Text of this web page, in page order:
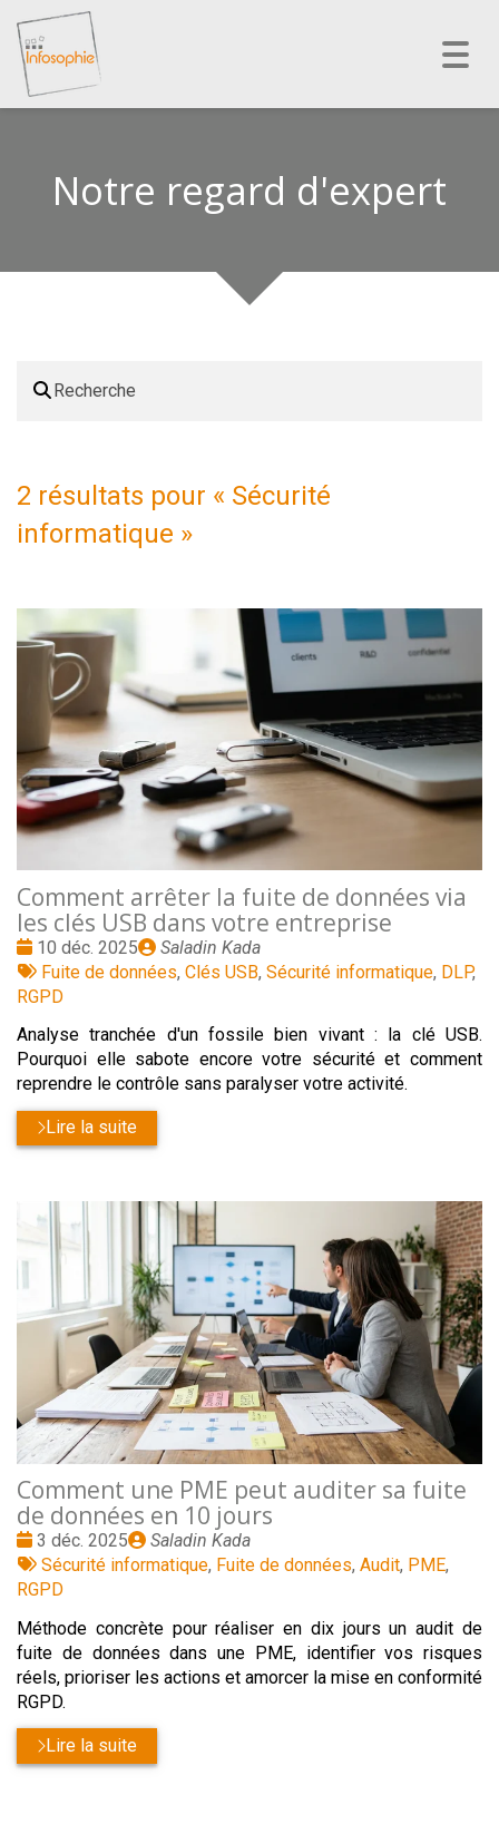
Notre regard d'expert
2 résultats pour « Sécurité
informatique »
Comment arrêter la fuite de données via
les clés USB dans votre entreprise
Date
:
10 déc. 2025
Publié
par
Saladin Kada
Tags
:
Fuite de données, Clés USB, Sécurité informatique, DLP,
RGPD
Analyse tranchée d'un fossile bien vivant : la clé USB.
Pourquoi elle sabote encore votre sécurité et comment
reprendre le contrôle sans paralyser votre activité.
Lire la suite
Comment une PME peut auditer sa fuite
de données en 10 jours
Date
:
3 déc. 2025
Publié
par
Saladin Kada
Tags
:
Sécurité informatique, Fuite de données, Audit, PME,
RGPD
Méthode concrète pour réaliser en dix jours un audit de
fuite de données dans une PME, identifier vos risques
réels, prioriser les actions et amorcer la mise en conformité
RGPD.
Lire la suite